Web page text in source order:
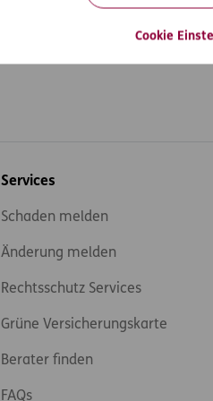
Cookie
Services
Schaden melden
Änderung melden
Rechtsschutz Services
Grüne Versicherungskarte
Berater finden
FAQs